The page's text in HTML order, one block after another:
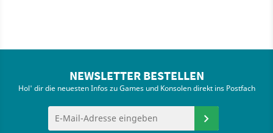
NEWSLETTER BESTELLEN
Hol' dir die neuesten Infos zu Games und Konsolen direkt ins Postfach